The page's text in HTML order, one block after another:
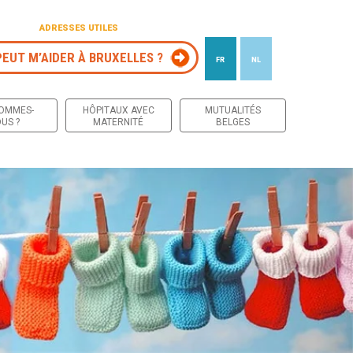
ADRESSES UTILES
M’AIDER À BRUXELLES ? FR NL
?
HÔPITAUX AVEC
MATERNITÉ
MUTUALITÉS
BELGES